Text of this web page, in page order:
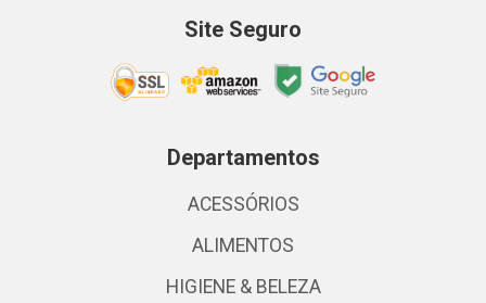
Site Seguro
Departamentos
ACESSÓRIOS
ALIMENTOS
HIGIENE & BELEZA